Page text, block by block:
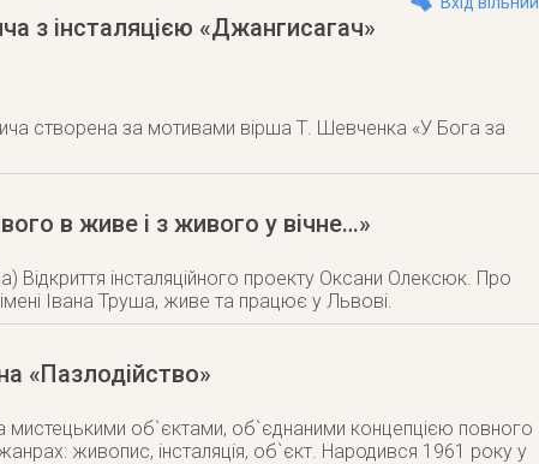
з інсталяцією «Джангисагач»
створена за мотивами вірша Т. Шевченка «У Бога за
в живе і з живого у вічне…»
Відкриття інсталяційного проекту Оксани Олексюк. Про
Івана Труша, живе та працює у Львові.
«Пазлодійство»
мистецькими об`єктами, об`єднаними концепцією повного
живопис, інсталяція, об`єкт. Народився 1961 року у